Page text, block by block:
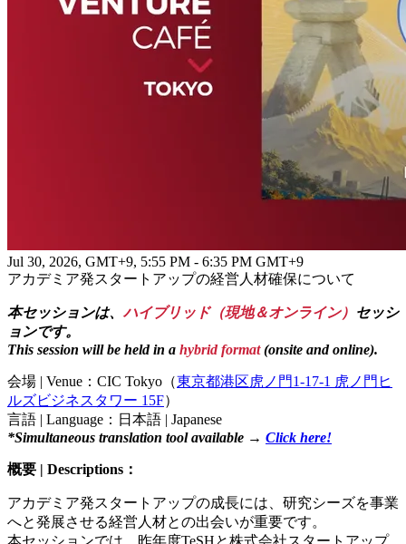
Jul 30, 2026, GMT+9, 5:55 PM - 6:35 PM GMT+9
アカデミア発スタートアップの経営人材確保について
本セッションは、 ハイブリッド（現地＆オンライン） セッシ
ョンです。
This session will be held in a hybrid format(onsite and online).
会場 | Venue：CIC Tokyo（東京都港区虎ノ門1-17-1 虎ノ門ヒ
ルズビジネスタワー 15F）
言語 | Language：日本語 | Japanese
*Simultaneous translation tool available → Click here!
概要 | Descriptions：
アカデミア発スタートアップの成長には、研究シーズを事業
へと発展させる経営人材との出会いが重要です。